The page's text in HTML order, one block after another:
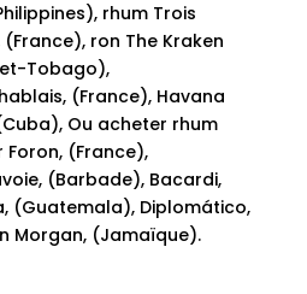
rhum Trois
(France), ron The Kraken
Tobago),
(France), Havana
Ou acheter rhum
Foron, (France),
(Barbade), Bacardi,
(Guatemala), Diplomático,
Morgan, (Jamaïque).